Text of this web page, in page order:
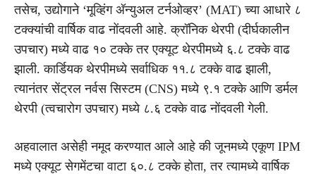
तसेच, उद्योगाने ‘मूव्हिंग अ‍ॅन्युअल टर्नओव्हर’ (MAT) च्या आधारे ८
टक्क्यांची वार्षिक वाढ नोंदवली आहे. क्रॉनिक थेरपी (दीर्घकालीन
उपचार) मध्ये वाढ १० टक्के तर एक्यूट थेरपीमध्ये ६.८ टक्के वाढ
झाली. कार्डियक थेरपीमध्ये सर्वाधिक ११.८ टक्के वाढ झाली,
त्यानंतर सेंट्रल नर्वस सिस्टम (CNS) मध्ये ९.१ टक्के आणि डर्मल
थेरपी (त्वचारोग उपचार) मध्ये ८.६ टक्के वाढ नोंदवली गेली.
अहवालात असेही नमूद करण्यात आले आहे की जूनमध्ये एकूण IPM
मध्ये एक्यूट सेगमेंटचा वाटा ६०.८ टक्के होता, तर त्यामध्ये वार्षिक